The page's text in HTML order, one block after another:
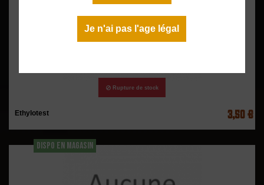
Je n'ai pas l'age légal
Rupture de stock
Ethylotest 3,50 €
DISPO EN MAGASIN